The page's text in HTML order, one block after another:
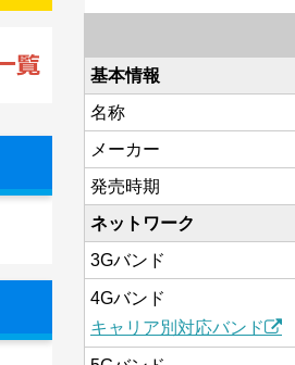
基本情報
名称
メーカー
発売時期
ネットワーク
3Gバンド
4Gバンド
キャリア別対応バンド